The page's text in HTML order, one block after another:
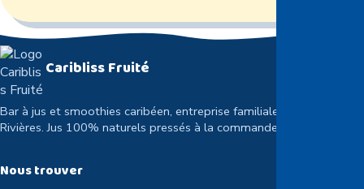
Caribliss Fruité
Bar à jus et smoothies caribéen, entreprise familiale à Trois-
Rivières. Jus 100% naturels pressés à la commande.
Nous trouver